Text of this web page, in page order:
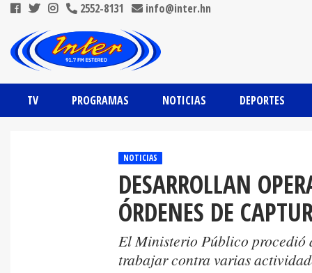
2552-8131 info@inter.hn
TV PROGRAMAS NOTICIAS DEPORTES
NOTICIAS
DESARROLLAN
ÓRDENES DE
El Ministerio Público procedió
trabajar contra varias